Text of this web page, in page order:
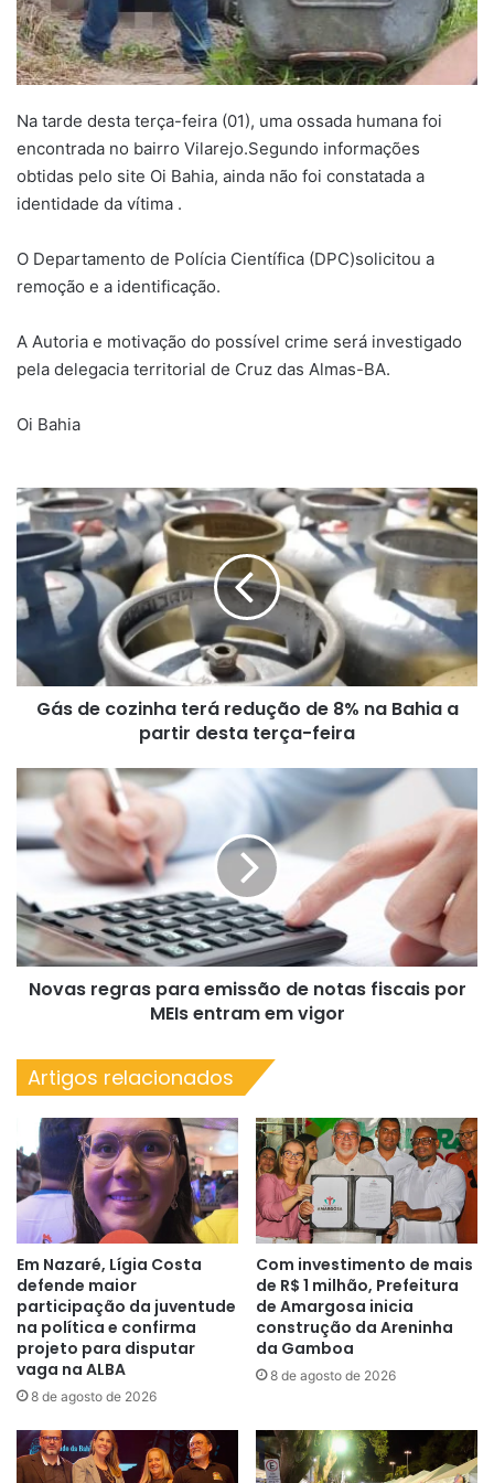
Na tarde desta terça-feira (01), uma ossada humana foi
encontrada no bairro Vilarejo.Segundo informações
obtidas pelo site Oi Bahia, ainda não foi constatada a
identidade da vítima .
O Departamento de Polícia Científica (DPC)solicitou a
remoção e a identificação.
A Autoria e motivação do possível crime será investigado
pela delegacia territorial de Cruz das Almas-BA.
Oi Bahia
Gás
de
cozinha
terá
redução
de
na
Bahia
terça-
feira
Gás de cozinha terá redução de 8% na Bahia a
partir desta terça-feira
Novas
regras
emissão
notas
fiscais
por
MEIs
entram
Novas regras para emissão de notas fiscais por
MEIs entram em vigor
Artigos relacionados
Em Nazaré, Lígia Costa
defende maior
participação da juventude
na política e confirma
projeto para disputar
vaga na ALBA
8 de agosto de 2026
Com investimento de mais
de R$ 1 milhão, Prefeitura
de Amargosa inicia
construção da Areninha
da Gamboa
8 de agosto de 2026